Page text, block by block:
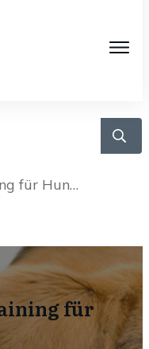
Tag: Giftköder-Training für Hunde
für